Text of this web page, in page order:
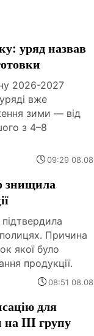
уряд назвав
2026-2027
вже
зими — від
з 4–8
09:29 08.08
знищила
полицях. Причина
якої було
продукції.
08:51 08.08
для
на III групу